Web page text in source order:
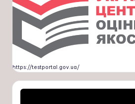
https://testportal.gov.ua/